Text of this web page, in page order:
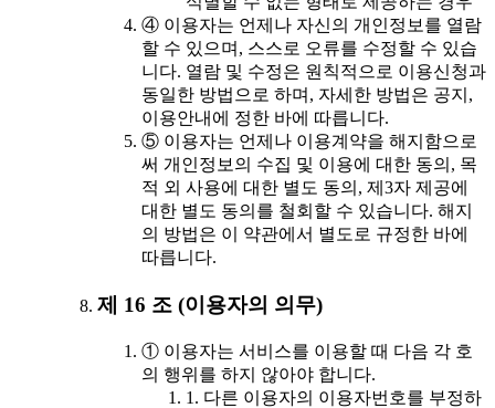
④ 이용자는 언제나 자신의 개인정보를 열람
할 수 있으며, 스스로 오류를 수정할 수 있습
니다. 열람 및 수정은 원칙적으로 이용신청과
동일한 방법으로 하며, 자세한 방법은 공지,
이용안내에 정한 바에 따릅니다.
⑤ 이용자는 언제나 이용계약을 해지함으로
써 개인정보의 수집 및 이용에 대한 동의, 목
적 외 사용에 대한 별도 동의, 제3자 제공에
대한 별도 동의를 철회할 수 있습니다. 해지
의 방법은 이 약관에서 별도로 규정한 바에
따릅니다.
제 16 조 (이용자의 의무)
① 이용자는 서비스를 이용할 때 다음 각 호
의 행위를 하지 않아야 합니다.
1. 다른 이용자의 이용자번호를 부정하